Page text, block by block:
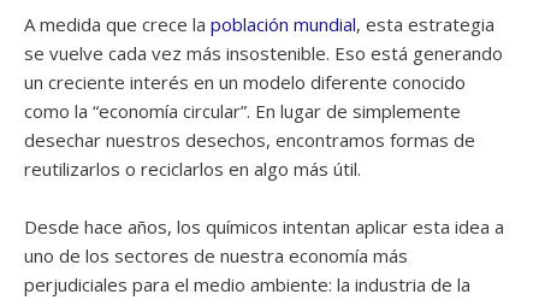
A medida que crece la población mundial, esta estrategia
se vuelve cada vez más insostenible. Eso está generando
un creciente interés en un modelo diferente conocido
como la “economía circular”. En lugar de simplemente
desechar nuestros desechos, encontramos formas de
reutilizarlos o reciclarlos en algo más útil.
Desde hace años, los químicos intentan aplicar esta idea a
uno de los sectores de nuestra economía más
perjudiciales para el medio ambiente: la industria de la